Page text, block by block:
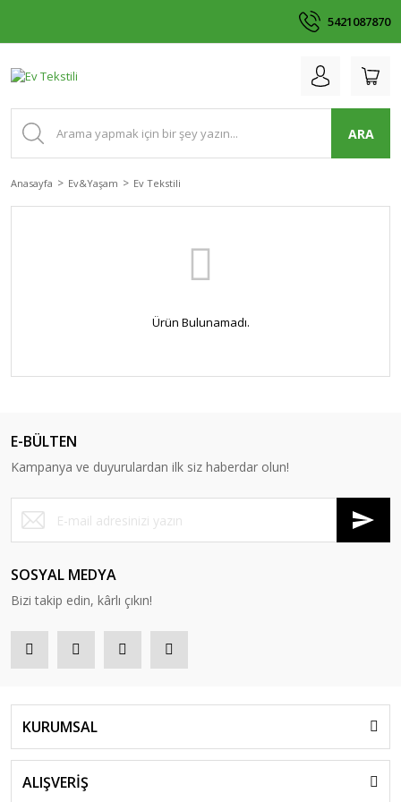
5421087870
ARA
Anasayfa Ev&Yaşam Ev Tekstili
Ürün Bulunamadı.
E-BÜLTEN
Kampanya ve duyurulardan ilk siz haberdar olun!
SOSYAL MEDYA
Bizi takip edin, kârlı çıkın!
KURUMSAL
ALIŞVERİŞ